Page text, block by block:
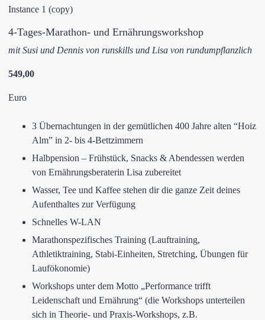
Instance 1 (copy)
​4-Tages-Marathon- und Ernährungsworkshop
​mit Susi und Dennis von runskills und Lisa von rundumpflanzlich
​549,00
​Euro
​3 Übernachtungen in der gemütlichen 400 Jahre alten “Hoiz
Alm” in 2- bis 4-Bettzimmern
​Halbpension – Frühstück, Snacks ​& Abendessen werden
von Ernährungsberaterin ​Lisa zubereitet​
​Wasser, Tee und Kaffee stehen dir die ganze Zeit deines
Aufenthaltes zur Verfügung
​Schnelles W-LAN
​Marathonspezifisches Training (Lauftraining,
Athletiktraining, Stabi-Einheiten, ​Stretching,​ Übungen für
Laufökonomie)
​Workshops unter dem Motto „Performance trifft
Leidenschaft und Ernährung“ (die Workshops unterteilen
sich in Theorie- und Praxis-Workshops, z.B.